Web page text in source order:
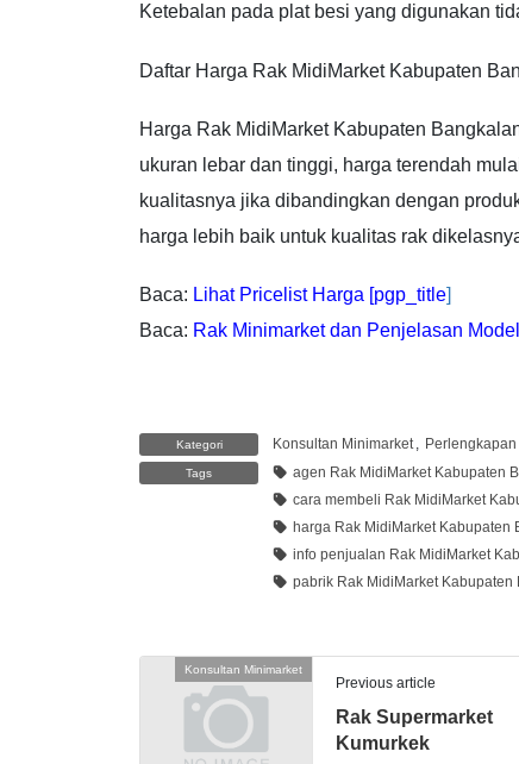
Ketebalan pada plat besi yang digunakan
Daftar Harga Rak MidiMarket Kabupaten
Harga Rak MidiMarket Kabupaten
ukuran lebar dan tinggi, harga terendah
kualitasnya jika dibandingkan dengan
harga lebih baik untuk kualitas rak
Baca: Lihat Pricelist Harga [pgp_title]
Baca: Rak Minimarket dan Penjelasan
Kategori Konsultan Minimarket ,
Tags agen Rak MidiMarket Kabupaten
cara membeli Rak MidiMarket
harga Rak MidiMarket Kabupaten
info penjualan Rak MidiMarket
pabrik Rak MidiMarket Kabupaten
Konsultan Minimarket
Previous article
Rak Supermarket
Kumurkek